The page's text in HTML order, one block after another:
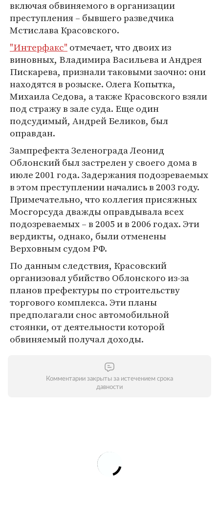
включая обвиняемого в организации
преступления – бывшего разведчика
Мстислава Красовского.
"Интерфакс" отмечает, что двоих из
виновных, Владимира Васильева и Андрея
Пискарева, признали таковыми заочно: они
находятся в розыске. Олега Копытка,
Михаила Седова, а также Красовского взяли
под стражу в зале суда. Еще один
подсудимый, Андрей Беликов, был
оправдан.
Зампрефекта Зеленограда Леонид
Облонский был застрелен у своего дома в
июле 2001 года. Задержания подозреваемых
в этом преступлении начались в 2003 году.
Примечательно, что коллегия присяжных
Мосгорсуда дважды оправдывала всех
подозреваемых – в 2005 и в 2006 годах. Эти
вердикты, однако, были отменены
Верховным судом РФ.
По данным следствия, Красовский
организовал убийство Облонского из-за
планов префектуры по строительству
торгового комплекса. Эти планы
предполагали снос автомобильной
стоянки, от деятельности которой
обвиняемый получал доходы.
Комментарии закрыты за истечением срока
давности